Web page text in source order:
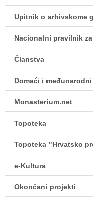
Upitnik o arhivskome
Nacionalni pravilnik
Članstva
Domaći i
Monasterium.net
Topoteka
Topoteka "Hrvatsko
e-Kultura
Okončani projekti